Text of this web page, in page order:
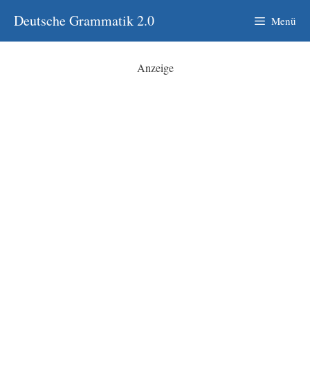
Inhalt
springen
Deutsche Grammatik 2.0 Menü
Anzeige